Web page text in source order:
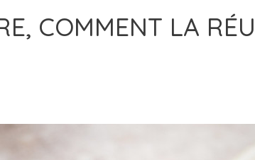
COMMENT LA